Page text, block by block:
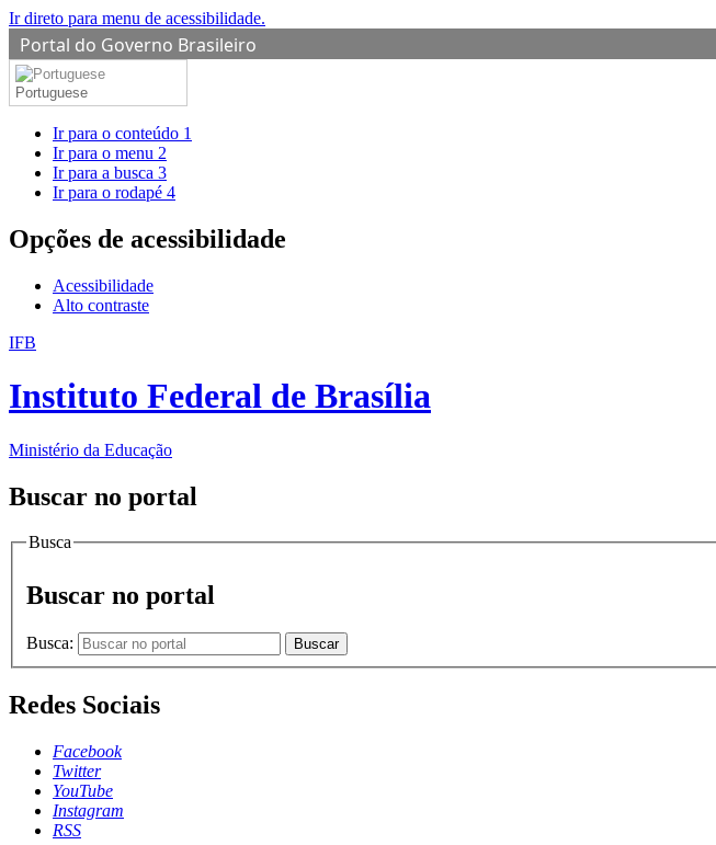
Ir direto para menu de acessibilidade.
Portal do Governo Brasileiro
Portuguese
Ir para o conteúdo 1
Ir para o menu 2
Ir para a busca 3
Ir para o rodapé 4
Opções de acessibilidade
Acessibilidade
Alto contraste
IFB
Instituto Federal de Brasília
Ministério da Educação
Buscar no portal
Busca
Buscar no portal
Busca: Buscar
Redes Sociais
Facebook
Twitter
YouTube
Instagram
RSS